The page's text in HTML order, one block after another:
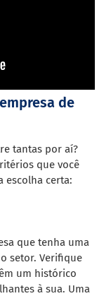
de
tantas por aí?
que você
escolha certa:
que tenha uma
setor. Verifique
um histórico
à sua. Uma